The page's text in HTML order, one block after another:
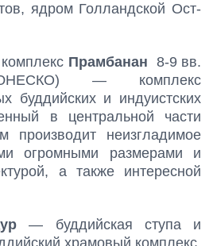
ядром Голландской Ост-
Прамбанан 8-9 вв.
— комплекс
буддийских и индуистских
в центральной части
производит неизгладимое
огромными размерами и
а также интересной
— буддийская ступа и
храмовый комплекс,